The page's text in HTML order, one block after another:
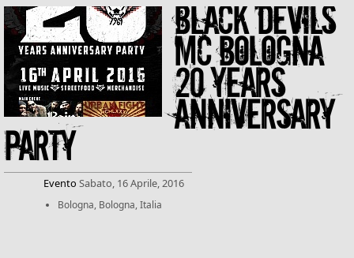
Black Devils
MC Bologna
20 years
Anniversary
Party
Evento Sabato, 16 Aprile, 2016
Bologna, Bologna, Italia